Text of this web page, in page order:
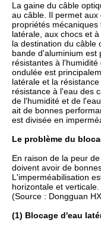
La gaine du câble
au câble. Il permet
propriétés
latérale, aux chocs et
la destination du câble
bande d'aluminium est
résistantes à
ondulée est
latérale et la
résistance à l'eau des
de l'humidité et de
ait de bonnes
est divisée en
Le problème du
En raison de la peur
doivent avoir de
L'imperméabilisation
horizontale et verticale.
(Source : Dongguan
(1) Blocage d'eau